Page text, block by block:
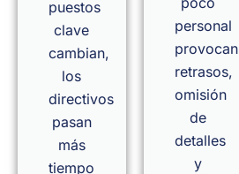
puestos
clave
cambian,
los
directivos
pasan
más
tiempo
personal
provocan
retrasos,
omisión
de
detalles
y